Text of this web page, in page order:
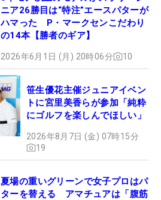
ニア26勝目は“特注”エースパターが
ハマった P・マークセンこだわり
の14本【勝者のギア】
2026年6月1日 (月) 20時06分 10
笹生優花主催ジュニアイベン
トに宮里美香らが参加「純粋
にゴルフを楽しんでほしい」
2026年8月7日 (金) 07時15分
19
夏場の重いグリーンで女子プロはパ
ターを替える アマチュアは「腹筋